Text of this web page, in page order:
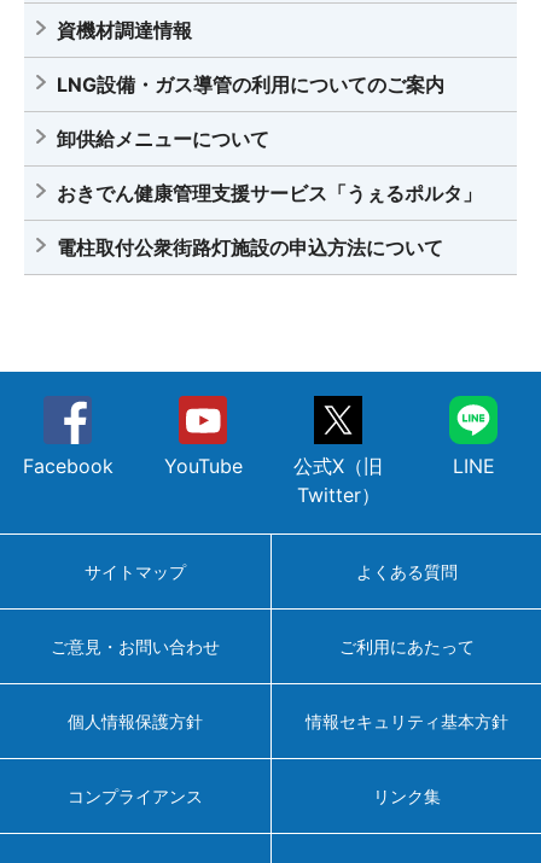
資機材調達情報
LNG設備・ガス導管の利用についてのご案内
卸供給メニューについて
おきでん健康管理支援サービス「うぇるポルタ」
電柱取付公衆街路灯施設の申込方法について
Facebook YouTube
公式X（旧
Twitter）
LINE
サイトマップ よくある質問
ご意見・お問い合わせ ご利用にあたって
個人情報保護方針 情報セキュリティ基本方針
コンプライアンス リンク集